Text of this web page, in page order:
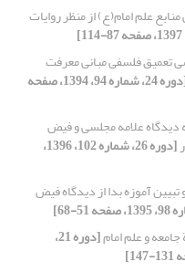
علم امام(ع) از منظر روایات
تعمیق فلسفی مبانی معرفت
[دوره 24، شماره 94، 1394، صفحه
دیدگاه علامه مجلسی و فیض
[دوره 26، شماره 102، 1396،
تبیین آموزه بدا از دیدگاه فیض
و علم امام [دوره 21،